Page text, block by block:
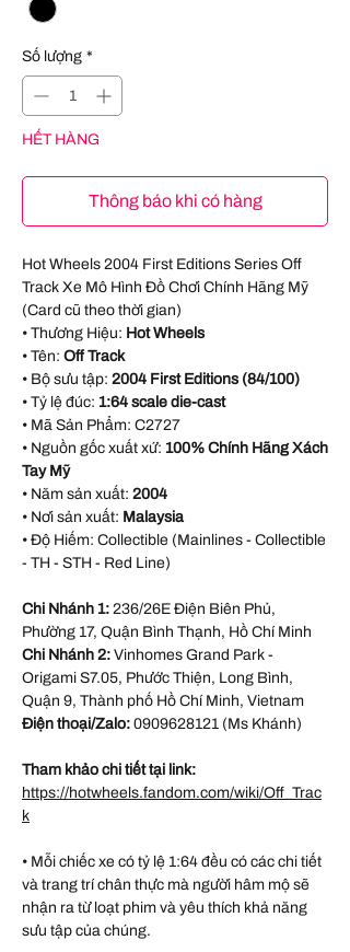
Số lượng *
HẾT HÀNG
Thông báo khi có hàng
Hot Wheels 2004 First Editions Series Off
Track Xe Mô Hình Đồ Chơi Chính Hãng Mỹ
(Card cũ theo thời gian)
• Thương Hiệu: Hot Wheels
• Tên: Off Track
• Bộ sưu tập: 2004 First Editions (84/100)
• Tỷ lệ đúc: 1:64 scale die-cast
• Mã Sản Phẩm: C2727
• Nguồn gốc xuất xứ: 100% Chính Hãng Xách
Tay Mỹ
• Năm sản xuất: 2004
• Nơi sản xuất: Malaysia
• Độ Hiếm: Collectible (Mainlines - Collectible
- TH - STH - Red Line)
Chi Nhánh 1: 236/26E Điện Biên Phủ,
Phường 17, Quận Bình Thạnh, Hồ Chí Minh
Chi Nhánh 2: Vinhomes Grand Park -
Origami S7.05, Phước Thiện, Long Bình,
Quận 9, Thành phố Hồ Chí Minh, Vietnam
Điện thoại/Zalo: 0909628121 (Ms Khánh)
Tham khảo chi tiết tại link:
https://hotwheels.fandom.com/wiki/Off_Trac
k
• Mỗi chiếc xe có tỷ lệ 1:64 đều có các chi tiết
và trang trí chân thực mà người hâm mộ sẽ
nhận ra từ loạt phim và yêu thích khả năng
sưu tập của chúng.